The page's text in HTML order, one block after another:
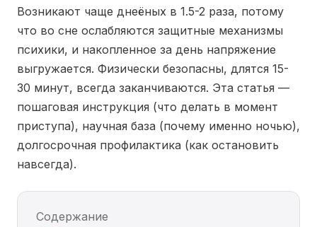
Возникают чаще днеёных в 1.5-2 раза, потому
что во сне ослабляются защитные механизмы
психики, и накопленное за день напряжение
выгружается. Физически безопасны, длятся 15-
30 минут, всегда заканчиваются. Эта статья —
пошаговая инструкция (что делать в момент
приступа), научная база (почему именно ночью),
долгосрочная профилактика (как остановить
навсегда).
Содержание